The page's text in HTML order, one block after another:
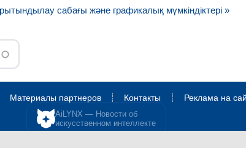
сабағы және графикалық мүмкіндіктері »
Материалы партнеров Контакты
Реклама на
AiLYNX — Новости об
искусственном интеллекте